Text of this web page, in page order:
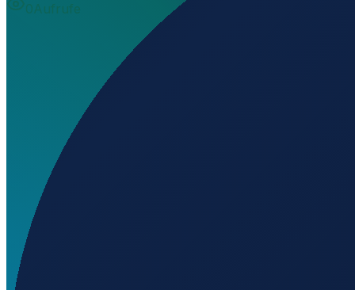
0Aufrufe
Welchen IATA-Code hat Aeródromo de Fuerte?
Wo liegt Aeródromo de Fuerte?
Was ist der ICAO-Code von Aeródromo de Fuerte?